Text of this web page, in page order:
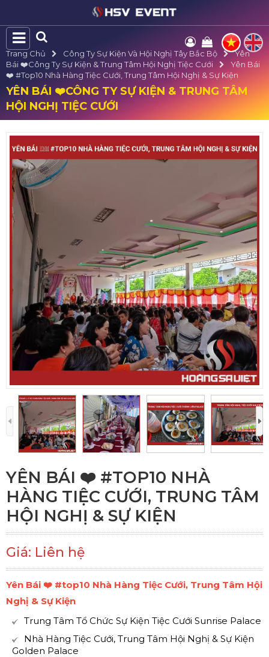
Trang Chủ Công Ty Sự Kiện Và Hội Nghị Tây Bắc Bộ
Yên
Bái ❤️️Công Ty Sự Kiện & Trung Tâm Hội Nghị Tiệc Cưới
Yên Bái
❤️️ #top10 Nhà Hàng Tiệc Cưới, Trung Tâm Hội Nghị & Sự Kiện
YÊN BÁI ❤️️CÔNG TY SỰ KIỆN & TRUNG TÂM
HỘI NGHỊ TIỆC CƯỚI
YÊN BÁI ❤️️ #TOP10 NHÀ
HÀNG TIỆC CƯỚI, TRUNG TÂM
HỘI NGHỊ & SỰ KIỆN
Giá: Liên hệ
Yên Bái ❤️️ #top10 Nhà Hàng Tiệc Cưới, Trung Tâm Hội
Nghị & Sự Kiện
Trung Tâm Tổ Chức Sự Kiện Tiệc Cưới Sunrise Palace
Nhà Hàng Tiệc Cưới, Trung Tâm Hội Nghị & Sự Kiện
Golden Palace